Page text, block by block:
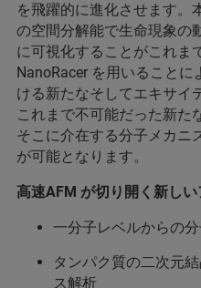
を飛躍的に進化させます。
の空間分解能で生命現象の
に可視化することがこれま
NanoRacer を用いること
ける新たなそしてエキサイ
これまで不可能だった新た
そこに介在する分子メカニ
が可能となります。
高速AFM が切り開く新し
一分子レベルからの
タンパク質の二次元
ス解析